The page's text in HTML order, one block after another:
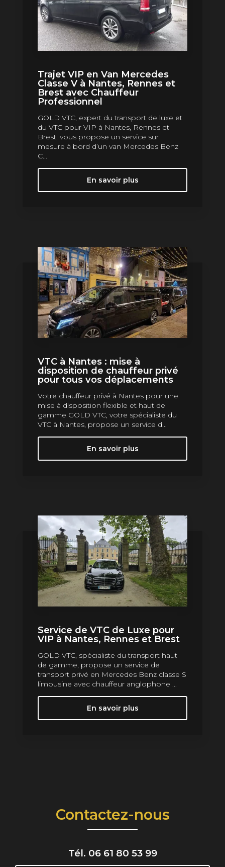
Trajet VIP en Van Mercedes
Classe V à Nantes, Rennes et
Brest avec Chauffeur
Professionnel
GOLD VTC, expert du transport de luxe et
du VTC pour VIP à Nantes, Rennes et
Brest, vous propose un service sur
mesure à bord d’un van Mercedes Benz
C...
En savoir plus
VTC à Nantes : mise à
disposition de chauffeur privé
pour tous vos déplacements
Votre chauffeur privé à Nantes pour une
mise à disposition flexible et haut de
gamme GOLD VTC, votre spécialiste du
VTC à Nantes, propose un service d...
En savoir plus
Service de VTC de Luxe pour
VIP à Nantes, Rennes et Brest
GOLD VTC, spécialiste du transport haut
de gamme, propose un service de
transport privé en Mercedes Benz classe S
limousine avec chauffeur anglophone ...
En savoir plus
Contactez-nous
Tél. 06 61 80 53 99